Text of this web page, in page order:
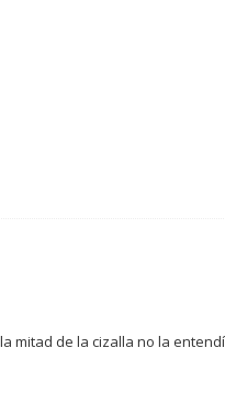
mitad de la cizalla no la